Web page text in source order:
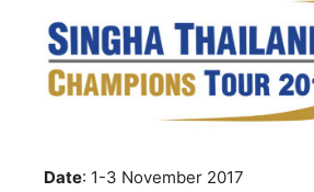
Date: 1-3 November 2017